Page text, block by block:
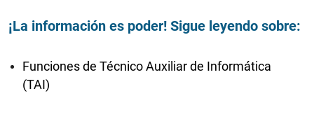
¡La información es poder! Sigue leyendo sobre:
Funciones de Técnico Auxiliar de Informática
(TAI)